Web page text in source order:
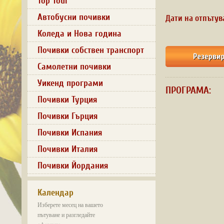
Автобусни почивки
Коледа и Нова година
Почивки собствен транспорт
Самолетни почивки
Уикенд програми
Почивки Турция
Почивки Гърция
Почивки Испания
Почивки Италия
Почивки Йордания
Календар
Изберете месец на вашето
пътуване и разгледайте
Дати на
ПРОГРАМА: